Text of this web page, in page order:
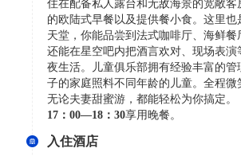
住在配备私人露台和无敌海景的宽敞客
的欧陆式早餐以及提供餐小食。这里也
天堂，你能品尝到法式咖啡厅、海鲜餐
还能在星空吧内把酒言欢对、现场表演
夜生活。儿童俱乐部拥有经验丰富的管
子的家庭照料不同年龄的儿童。全程微
无论夫妻甜蜜游，都能轻松为你搞定。
17：00—18：30享用晚餐。
入住酒店